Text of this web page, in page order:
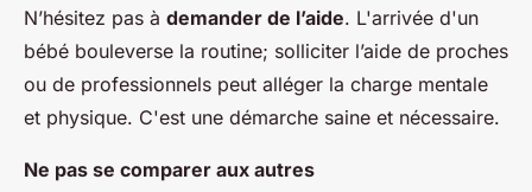
N’hésitez pas à demander de l’aide. L'arrivée d'un
bébé bouleverse la routine; solliciter l’aide de proches
ou de professionnels peut alléger la charge mentale
et physique. C'est une démarche saine et nécessaire.
Ne pas se comparer aux autres